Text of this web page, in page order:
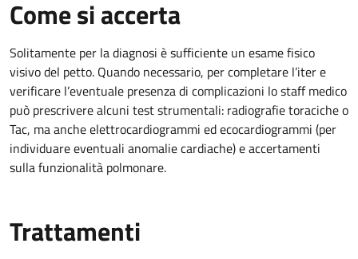
Come si accerta
Solitamente per la diagnosi è sufficiente un esame fisico
visivo del petto. Quando necessario, per completare l’iter e
verificare l’eventuale presenza di complicazioni lo staff medico
può prescrivere alcuni test strumentali: radiografie toraciche o
Tac, ma anche elettrocardiogrammi ed ecocardiogrammi (per
individuare eventuali anomalie cardiache) e accertamenti
sulla funzionalità polmonare.
Trattamenti